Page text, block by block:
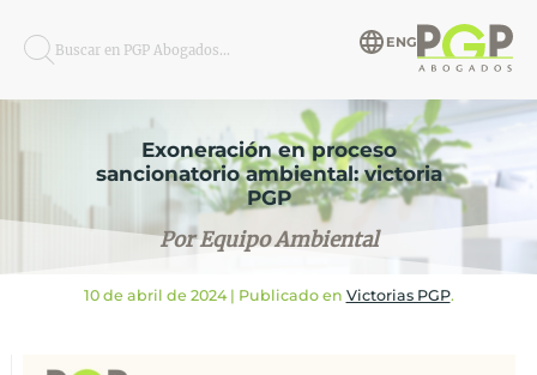
Buscar en PGP Abogados... ENG
Exoneración en proceso
sancionatorio ambiental: victoria
PGP
Por Equipo Ambiental
10 de abril de 2024| Publicado en Victorias PGP.